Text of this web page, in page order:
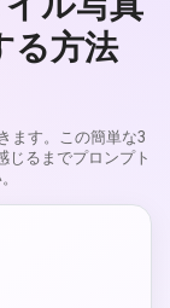
る方法
ます。この簡単な3
じるまでプロンプト